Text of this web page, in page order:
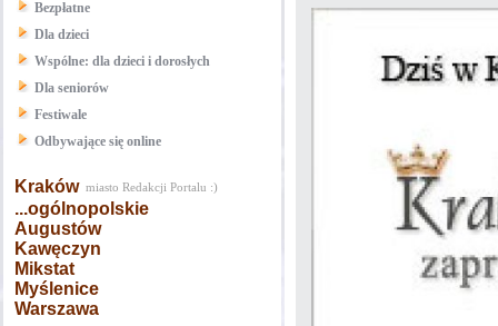
Bezpłatne
Dla dzieci
Wspólne: dla dzieci i dorosłych
Dla seniorów
Festiwale
Odbywające się online
Kraków miasto Redakcji Portalu :)
...ogólnopolskie
Augustów
Kawęczyn
Mikstat
Myślenice
Warszawa